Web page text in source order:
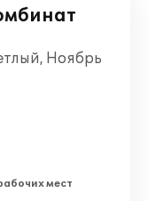
Ноябрь
мест